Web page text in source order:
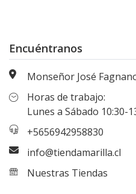
Encuéntranos
Monseñor José Fagnano
Horas de trabajo:
Lunes a Sábado 10:30-
+5656942958830
info@tiendamarilla.cl
Nuestras Tiendas